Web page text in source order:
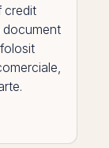
credit
document